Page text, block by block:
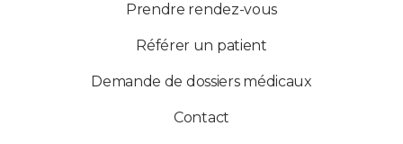
Prendre rendez-vous
Référer un patient
Demande de dossiers médicaux
Contact